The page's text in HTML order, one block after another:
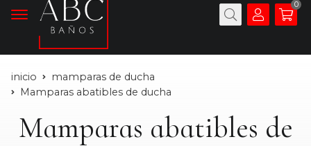
0
inicio
mamparas de ducha
Mamparas abatibles de ducha
Mamparas abatibles de